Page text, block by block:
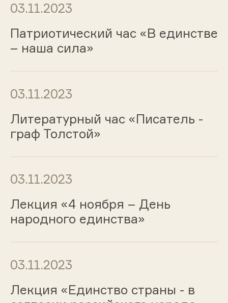
03.11.2023
Патриотический час «В единстве
– наша сила»
03.11.2023
Литературный час «Писатель -
граф Толстой»
03.11.2023
Лекция «4 ноября – День
народного единства»
03.11.2023
Лекция «Единство страны - в